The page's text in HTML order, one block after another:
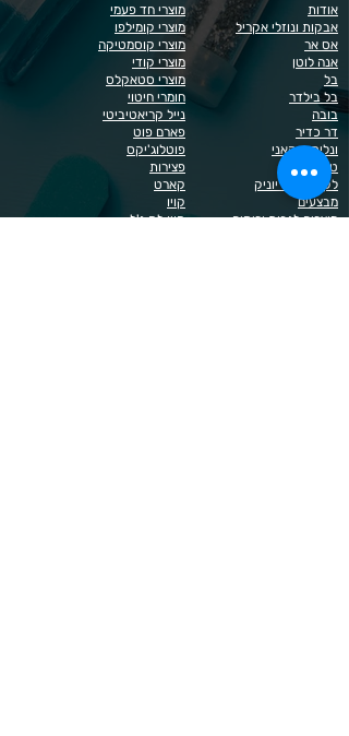
מוצרי חד פעמי
מוצרי קומילפו
מוצרי קוסמטיקה
מוצרי קודי
מוצרי סטאקלס
חומרי חיטוי
נייל קריאטיביטי
פארם פוט
פוטלוג'יקס
פצירות
קארט
קויו
קויו לק ג'ל
אודות
אבקות ונוזלי אקריל
אס אר
אנה לוטן
בל
בל בילדר
בובה
דר כדיר
ונליסה וקאני
טופ / בייס
לק רגיל לה יוניק
מבצעים
מוצרים לגבות וריסים